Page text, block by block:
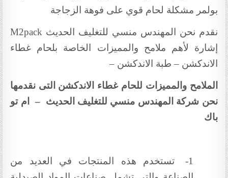
بولمر مشكلة لحام قوي على فوهة الزجاجة
نقدم نحن المهندس منسي للتغليف الحديث M2pack
إشارة لأهم ملامح والمميزات الخاصة بلحام غطاء
الاندكشن – طبة الاندكشن –
الملامح والمميزات للحام غطاء الاندكشن التى نقدمها
نحن شركة المهندس منسي للتغليف الحديث – ام تو
باك
1-
تستخدم هذه المنتجات في العديد من